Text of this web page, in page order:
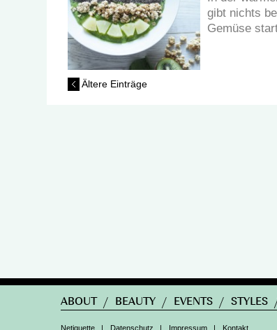
gibt nichts
Gemüse
Ältere Einträge
ABOUT / BEAUTY / EVENTS / STYLES
Netiquette | Datenschutz | Impressum | Kontakt